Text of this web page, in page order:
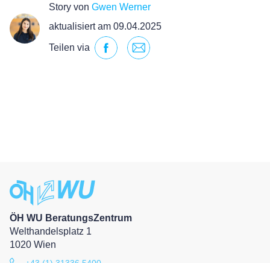
Story von Gwen Werner
aktualisiert am 09.04.2025
Teilen via
ÖH WU BeratungsZentrum
Welthandelsplatz 1
1020 Wien